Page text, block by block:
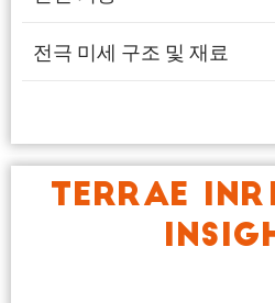
전극 미세 구조 및 재료
TERRAE